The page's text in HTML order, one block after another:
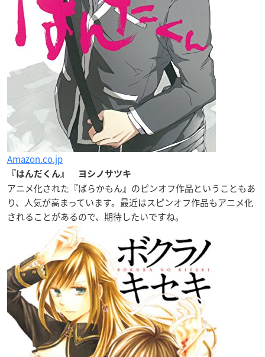
Amazon.co.jp
『はんだくん』 ヨシノサツキ
アニメ化された『ばらかもん』のピンオフ作品ということもあ
り、人気が高まっています。最近はスピンオフ作品もアニメ化
されることがあるので、期待したいですね。